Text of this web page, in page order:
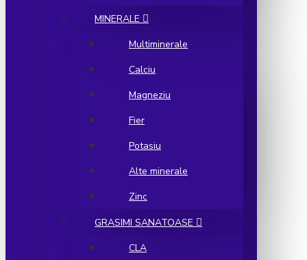
MINERALE
Multiminerale
Calciu
Magneziu
Fier
Potasiu
Alte minerale
Zinc
GRASIMI SANATOASE
CLA